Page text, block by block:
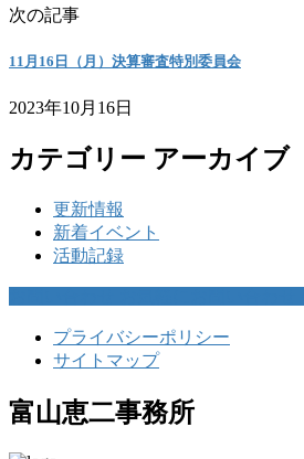
次の記事
11月16日（月）決算審査特別委員会
2023年10月16日
カテゴリー アーカイブ
更新情報
新着イベント
活動記録
プライバシーポリシー
サイトマップ
富山恵二事務所